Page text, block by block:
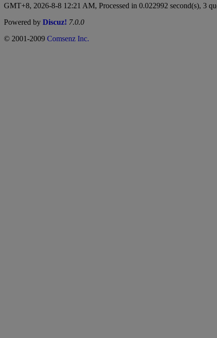
GMT+8, 2026-8-8 12:21 AM, Processed in 0.022992 second(s), 3
Powered by Discuz! 7.0.0
© 2001-2009 Comsenz Inc.